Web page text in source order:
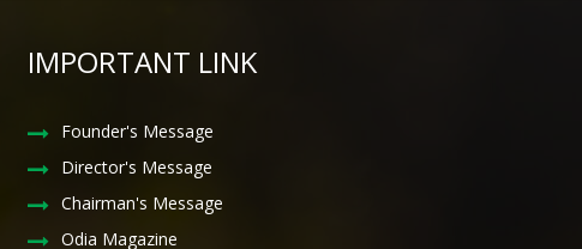
IMPORTANT LINK
Founder's Message
Director's Message
Chairman's Message
Odia Magazine